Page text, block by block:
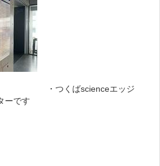
エッジ
ーです